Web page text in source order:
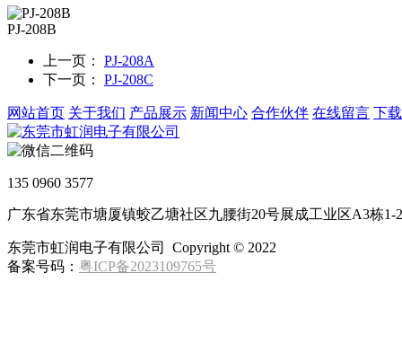
PJ-208B
上一页： PJ-208A
下一页： PJ-208C
网站首页 关于我们 产品展示 新闻中心 合作伙伴 在线留言 下
135 0960 3577
广东省东莞市塘厦镇蛟乙塘社区九腰街20号展成工业区A3栋1-
东莞市虹润电子有限公司 Copyright © 2022
备案号码： 粤ICP备2023109765号